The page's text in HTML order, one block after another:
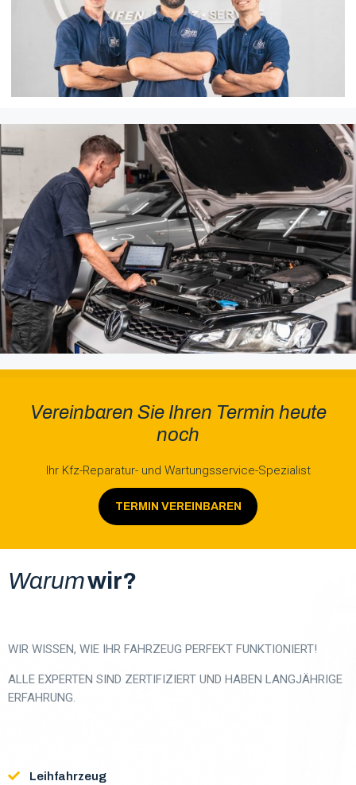
Vereinbaren Sie Ihren Termin heute
noch
Ihr Kfz-Reparatur- und Wartungsservice-Spezialist
TERMIN VEREINBAREN
Warumwir?
WIR WISSEN, WIE IHR FAHRZEUG PERFEKT FUNKTIONIERT!
ALLE EXPERTEN SIND ZERTIFIZIERT UND HABEN LANGJÄHRIGE
ERFAHRUNG.
Leihfahrzeug